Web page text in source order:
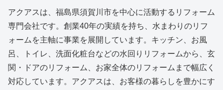
アクアスは、福島県須賀川市を中心に活動するリフォーム
専門会社です。創業40年の実績を持ち、水まわりのリフ
ォームを主軸に事業を展開しています。キッチン、お風
呂、トイレ、洗面化粧台などの水回りリフォームから、玄
関・ドアのリフォーム、お家全体のリフォームまで幅広く
対応しています。アクアスは、お客様の暮らしを豊かにす